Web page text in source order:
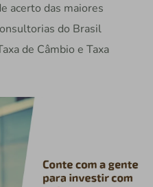
acerto das maiores
do Brasil
de Câmbio e Taxa